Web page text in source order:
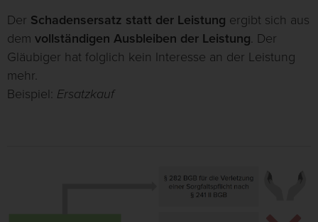
Der Schadensersatz statt der Leistung ergibt sich aus
dem vollständigen Ausbleiben der Leistung. Der
Gläubiger hat folglich kein Interesse an der Leistung
mehr.
Beispiel: Ersatzkauf